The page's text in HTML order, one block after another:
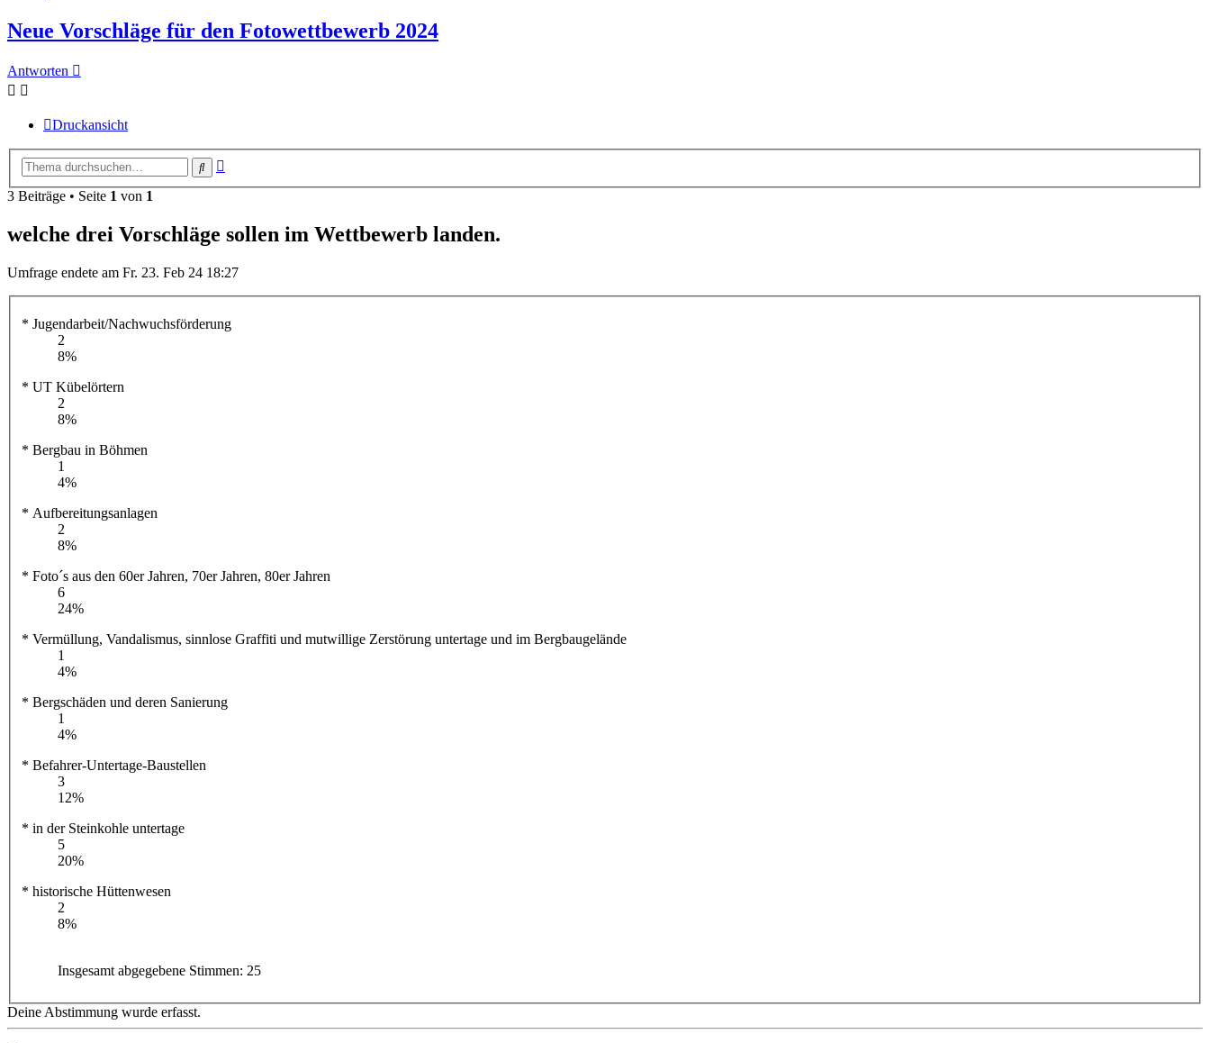
Neue Vorschläge für den Fotowettbewerb 2024
Antworten
Druckansicht
Suche
3 Beiträge • Seite 1 von 1
welche drei Vorschläge sollen im Wettbewerb landen.
Umfrage endete am Fr. 23. Feb 24 18:27
* Jugendarbeit/Nachwuchsförderung
2
8%
* UT Kübelörtern
2
8%
* Bergbau in Böhmen
1
4%
* Aufbereitungsanlagen
2
8%
* Foto´s aus den 60er Jahren, 70er Jahren, 80er Jahren
6
24%
* Vermüllung, Vandalismus, sinnlose Graffiti und mutwillige Zerstörung untertage und im Bergbaugelände
1
4%
* Bergschäden und deren Sanierung
1
4%
* Befahrer-Untertage-Baustellen
3
12%
* in der Steinkohle untertage
5
20%
* historische Hüttenwesen
2
8%
Insgesamt abgegebene Stimmen: 25
Deine Abstimmung wurde erfasst.